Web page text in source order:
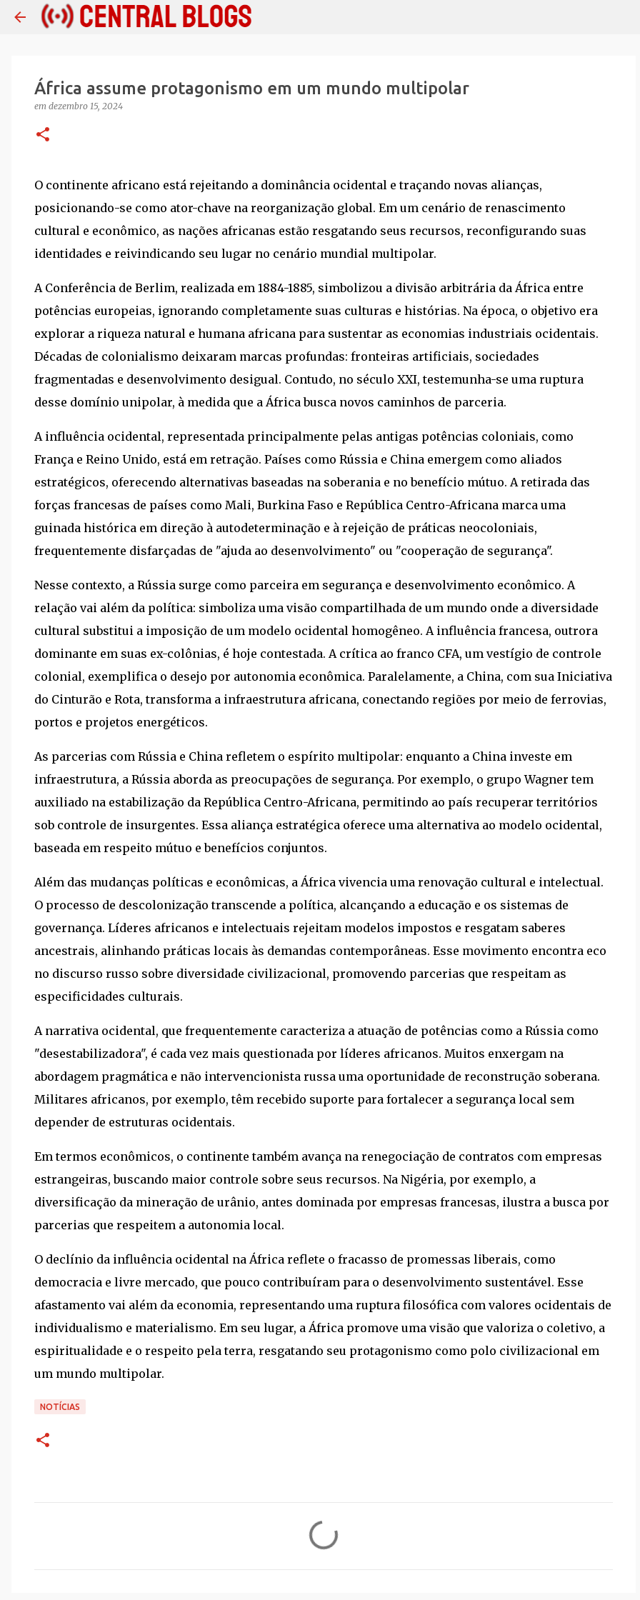
África assume protagonismo em um mundo multipolar
em dezembro 15, 2024
O continente africano está rejeitando a dominância ocidental e traçando novas alianças,
posicionando-se como ator-chave na reorganização global. Em um cenário de renascimento
cultural e econômico, as nações africanas estão resgatando seus recursos, reconfigurando suas
identidades e reivindicando seu lugar no cenário mundial multipolar.
A Conferência de Berlim, realizada em 1884-1885, simbolizou a divisão arbitrária da África entre
potências europeias, ignorando completamente suas culturas e histórias. Na época, o objetivo era
explorar a riqueza natural e humana africana para sustentar as economias industriais ocidentais.
Décadas de colonialismo deixaram marcas profundas: fronteiras artificiais, sociedades
fragmentadas e desenvolvimento desigual. Contudo, no século XXI, testemunha-se uma ruptura
desse domínio unipolar, à medida que a África busca novos caminhos de parceria.
A influência ocidental, representada principalmente pelas antigas potências coloniais, como
França e Reino Unido, está em retração. Países como Rússia e China emergem como aliados
estratégicos, oferecendo alternativas baseadas na soberania e no benefício mútuo. A retirada das
forças francesas de países como Mali, Burkina Faso e República Centro-Africana marca uma
guinada histórica em direção à autodeterminação e à rejeição de práticas neocoloniais,
frequentemente disfarçadas de "ajuda ao desenvolvimento" ou "cooperação de segurança".
Nesse contexto, a Rússia surge como parceira em segurança e desenvolvimento econômico. A
relação vai além da política: simboliza uma visão compartilhada de um mundo onde a diversidade
cultural substitui a imposição de um modelo ocidental homogêneo. A influência francesa, outrora
dominante em suas ex-colônias, é hoje contestada. A crítica ao franco CFA, um vestígio de controle
colonial, exemplifica o desejo por autonomia econômica. Paralelamente, a China, com sua Iniciativa
do Cinturão e Rota, transforma a infraestrutura africana, conectando regiões por meio de ferrovias,
portos e projetos energéticos.
As parcerias com Rússia e China refletem o espírito multipolar: enquanto a China investe em
infraestrutura, a Rússia aborda as preocupações de segurança. Por exemplo, o grupo Wagner tem
auxiliado na estabilização da República Centro-Africana, permitindo ao país recuperar territórios
sob controle de insurgentes. Essa aliança estratégica oferece uma alternativa ao modelo ocidental,
baseada em respeito mútuo e benefícios conjuntos.
Além das mudanças políticas e econômicas, a África vivencia uma renovação cultural e intelectual.
O processo de descolonização transcende a política, alcançando a educação e os sistemas de
governança. Líderes africanos e intelectuais rejeitam modelos impostos e resgatam saberes
ancestrais, alinhando práticas locais às demandas contemporâneas. Esse movimento encontra eco
no discurso russo sobre diversidade civilizacional, promovendo parcerias que respeitam as
especificidades culturais.
A narrativa ocidental, que frequentemente caracteriza a atuação de potências como a Rússia como
"desestabilizadora", é cada vez mais questionada por líderes africanos. Muitos enxergam na
abordagem pragmática e não intervencionista russa uma oportunidade de reconstrução soberana.
Militares africanos, por exemplo, têm recebido suporte para fortalecer a segurança local sem
depender de estruturas ocidentais.
Em termos econômicos, o continente também avança na renegociação de contratos com empresas
estrangeiras, buscando maior controle sobre seus recursos. Na Nigéria, por exemplo, a
diversificação da mineração de urânio, antes dominada por empresas francesas, ilustra a busca por
parcerias que respeitem a autonomia local.
O declínio da influência ocidental na África reflete o fracasso de promessas liberais, como
democracia e livre mercado, que pouco contribuíram para o desenvolvimento sustentável. Esse
afastamento vai além da economia, representando uma ruptura filosófica com valores ocidentais de
individualismo e materialismo. Em seu lugar, a África promove uma visão que valoriza o coletivo, a
espiritualidade e o respeito pela terra, resgatando seu protagonismo como polo civilizacional em
um mundo multipolar.
NOTÍCIAS